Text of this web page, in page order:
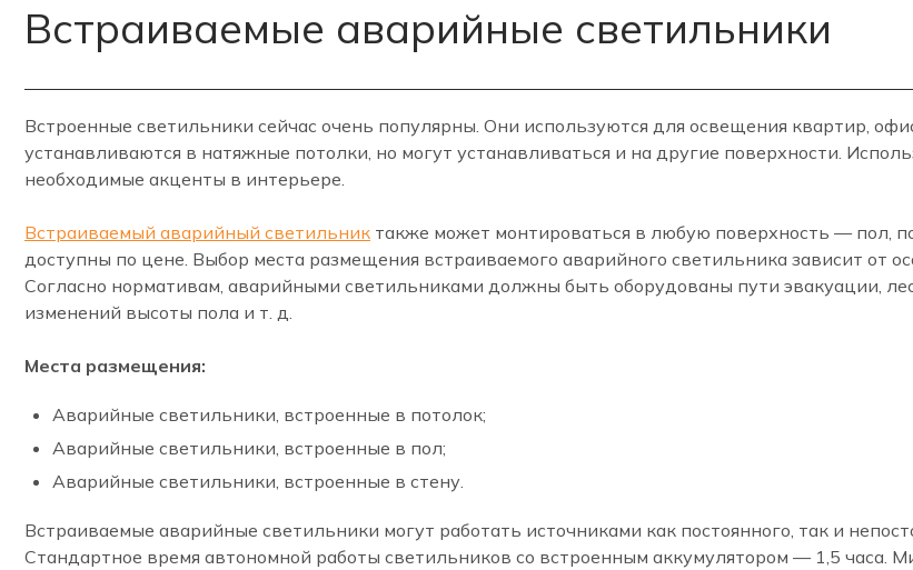
Встраиваемые аварийные светильники
Встроенные светильники сейчас очень популярны. Они используются для освещения квартир,
устанавливаются в натяжные потолки, но могут устанавливаться и на другие поверхности.
необходимые акценты в интерьере.
Встраиваемый аварийный светильник также может монтироваться в любую поверхность — пол,
доступны по цене. Выбор места размещения встраиваемого аварийного светильника зависит от
Согласно нормативам, аварийными светильниками должны быть оборудованы пути эвакуации,
изменений высоты пола и т. д.
Места размещения:
Аварийные светильники, встроенные в потолок;
Аварийные светильники, встроенные в пол;
Аварийные светильники, встроенные в стену.
Встраиваемые аварийные светильники могут работать источниками как постоянного, так и
Стандартное время автономной работы светильников со встроенным аккумулятором — 1,5 часа.